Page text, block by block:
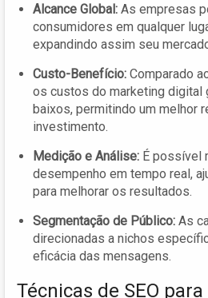
Alcance Global: As empresas
consumidores em qualquer
expandindo assim seu
Custo-Benefício: Comparado
os custos do marketing digital
baixos, permitindo um melhor
investimento.
Medição e Análise: É possível
desempenho em tempo real,
para melhorar os resultados.
Segmentação de Público: As
direcionadas a nichos
eficácia das mensagens.
Técnicas de SEO